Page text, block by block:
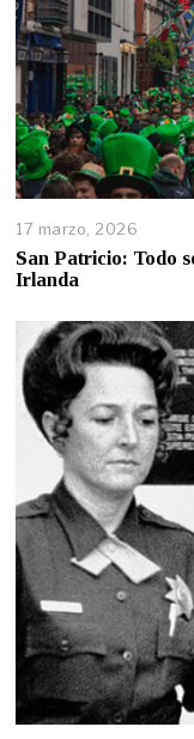
17 marzo, 2026
San Patricio: Todo
Irlanda